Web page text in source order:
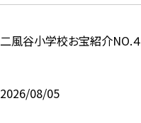
二風谷小学校お宝紹介NO.４
2026/08/05